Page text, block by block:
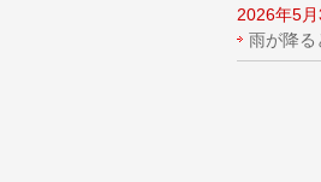
2026年5月
雨が降